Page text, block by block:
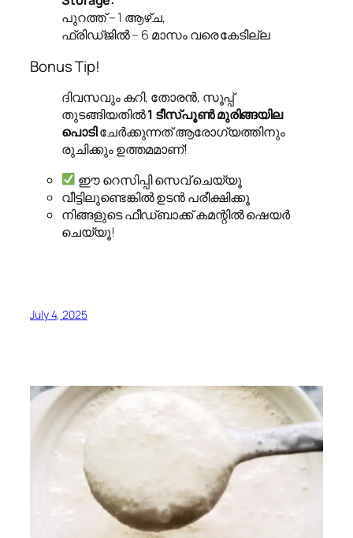
പുറത്ത് – 1 ആഴ്ച,
ഫ്രിഡ്ജിൽ – 6 മാസം വരെ കേടില്ല
Bonus Tip!
ദിവസവും കറി, തോരൻ, സൂപ്പ്
തുടങ്ങിയതിൽ1 ടീസ്പൂൺ മുരിങ്ങയില
പൊടിചേർക്കുന്നത് ആരോഗ്യത്തിനും
രുചിക്കും ഉത്തമമാണ്!
ഈ റെസിപ്പി സെവ് ചെയ്യൂ
വീട്ടിലുണ്ടെങ്കിൽ ഉടൻ പരീക്ഷിക്കൂ
നിങ്ങളുടെ ഫീഡ്‌ബാക്ക് കമന്റിൽ ഷെയർ
ചെയ്യൂ!
July 4, 2025